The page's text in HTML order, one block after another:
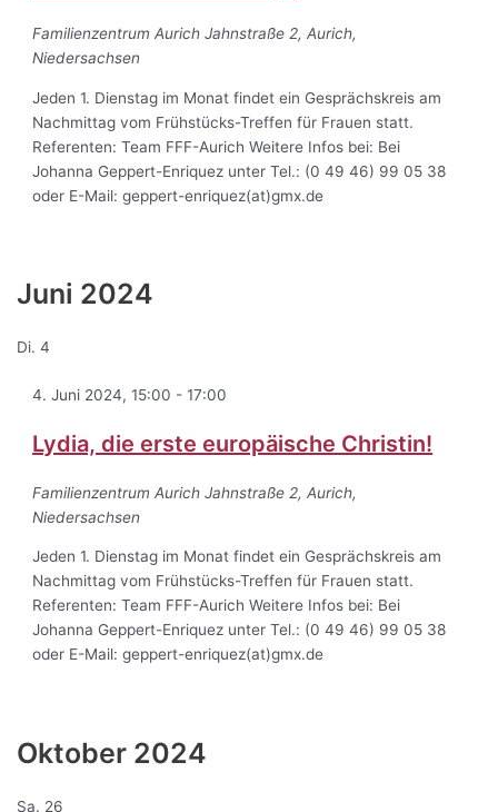
Familienzentrum AurichJahnstraße 2, Aurich,
Niedersachsen
Jeden 1. Dienstag im Monat findet ein Gesprächskreis am
Nachmittag vom Frühstücks-Treffen für Frauen statt.
Referenten: Team FFF-Aurich Weitere Infos bei: Bei
Johanna Geppert-Enriquez unter Tel.: (0 49 46) 99 05 38
oder E-Mail: geppert-enriquez(at)gmx.de
Juni 2024
Di.4
4. Juni 2024, 15:00 -17:00
Lydia, die erste europäische Christin!
Familienzentrum AurichJahnstraße 2, Aurich,
Niedersachsen
Jeden 1. Dienstag im Monat findet ein Gesprächskreis am
Nachmittag vom Frühstücks-Treffen für Frauen statt.
Referenten: Team FFF-Aurich Weitere Infos bei: Bei
Johanna Geppert-Enriquez unter Tel.: (0 49 46) 99 05 38
oder E-Mail: geppert-enriquez(at)gmx.de
Oktober 2024
Sa. 26